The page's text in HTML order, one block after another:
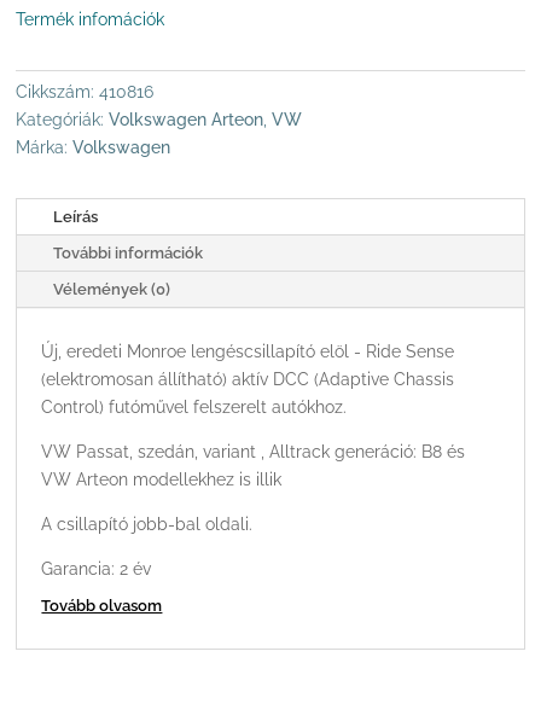
TÍPUS:
VW
ARTEON
2023
MENNYISÉG
Termék infomációk
Cikkszám:410816
Kategóriák:Volkswagen Arteon ,VW
Márka:Volkswagen
Leírás
További információk
Vélemények (0)
Új, eredeti Monroe lengéscsillapító elöl - Ride Sense
(elektromosan állítható) aktív DCC (Adaptive Chassis
Control) futóművel felszerelt autókhoz.
VW Passat, szedán, variant , Alltrack generáció: B8 és
VW Arteon modellekhez is illik
A csillapító jobb-bal oldali.
Garancia: 2 év
Tovább olvasom